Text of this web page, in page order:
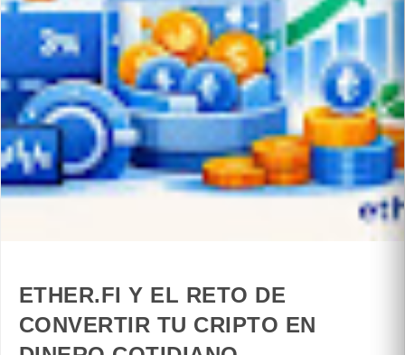
ETHER.FI Y EL RETO DE
CONVERTIR TU CRIPTO EN